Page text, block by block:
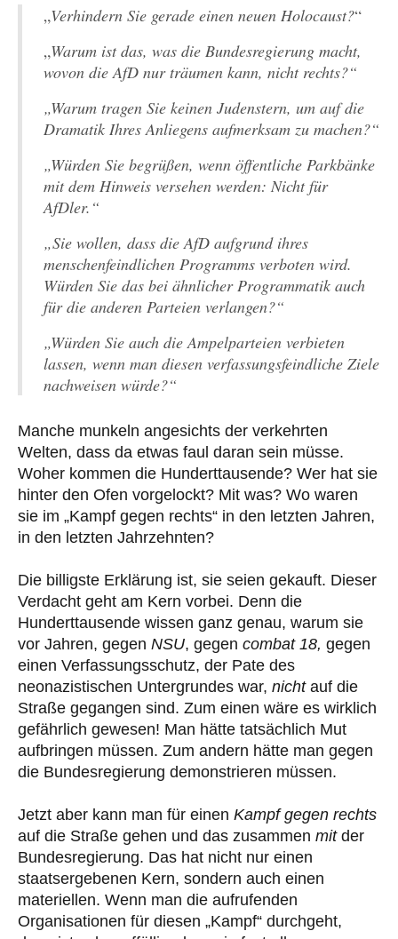
„Verhindern Sie gerade einen neuen Holocaust?“
„Warum ist das, was die Bundesregierung macht,
wovon die AfD nur träumen kann, nicht rechts?“
„Warum tragen Sie keinen Judenstern, um auf die
Dramatik Ihres Anliegens aufmerksam zu machen?“
„Würden Sie begrüßen, wenn öffentliche Parkbänke
mit dem Hinweis versehen werden: Nicht für
AfDler.“
„Sie wollen, dass die AfD aufgrund ihres
menschenfeindlichen Programms verboten wird.
Würden Sie das bei ähnlicher Programmatik auch
für die anderen Parteien verlangen?“
„Würden Sie auch die Ampelparteien verbieten
lassen, wenn man diesen verfassungsfeindliche Ziele
nachweisen würde?“
Manche munkeln angesichts der verkehrten
Welten, dass da etwas faul daran sein müsse.
Woher kommen die Hunderttausende? Wer hat sie
hinter den Ofen vorgelockt? Mit was? Wo waren
sie im „Kampf gegen rechts“ in den letzten Jahren,
in den letzten Jahrzehnten?
Die billigste Erklärung ist, sie seien gekauft. Dieser
Verdacht geht am Kern vorbei. Denn die
Hunderttausende wissen ganz genau, warum sie
vor Jahren, gegen NSU, gegen combat 18, gegen
einen Verfassungsschutz, der Pate des
neonazistischen Untergrundes war, nichtauf die
Straße gegangen sind. Zum einen wäre es wirklich
gefährlich gewesen! Man hätte tatsächlich Mut
aufbringen müssen. Zum andern hätte man gegen
die Bundesregierung demonstrieren müssen.
Jetzt aber kann man für einen Kampf gegen rechts
auf die Straße gehen und das zusammen mitder
Bundesregierung. Das hat nicht nur einen
staatsergebenen Kern, sondern auch einen
materiellen. Wenn man die aufrufenden
Organisationen für diesen „Kampf“ durchgeht,